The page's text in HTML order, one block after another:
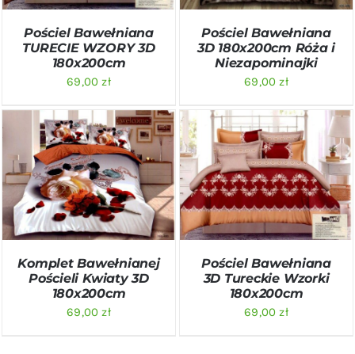
Pościel Bawełniana
TURECIE WZORY 3D
180x200cm
69,00zł
Pościel Bawełniana
3D 180x200cm Róża i
Niezapominajki
69,00zł
DODAJ DO KOSZYKA
/
SZCZEGÓŁY
Komplet Bawełnianej
Pościeli Kwiaty 3D
180x200cm
69,00zł
DODAJ DO KOSZYKA
/
SZCZEGÓŁY
Pościel Bawełniana
3D Tureckie Wzorki
180x200cm
69,00zł